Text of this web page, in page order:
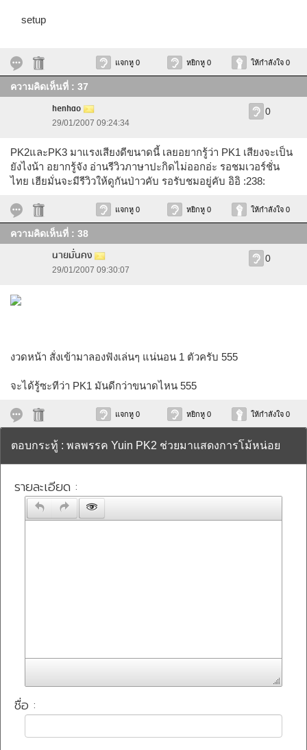
setup
แจกหู 0 หยิกหู 0 ให้กำลังใจ 0
ความคิดเห็นที่ : 37
henhao
29/01/2007 09:24:34
0
PK2และPK3 มาแรงเสียงดีขนาดนี้ เลยอยากรู้ว่า PK1 เสียงจะเป็น
ยังไงน้า อยากรู้จัง อ่านรีวิวภาษาปะกิดไม่ออกอ่ะ รอชมเวอร์ชั่น
ไทย เฮียมั่นจะมีรีวิวให้ดูกันป่าวคับ รอรับชมอยู่คับ อิอิ :238:
แจกหู 0 หยิกหู 0 ให้กำลังใจ 0
ความคิดเห็นที่ : 38
นายมั่นคง
29/01/2007 09:30:07
0
งวดหน้า สั่งเข้ามาลองฟังเล่นๆ แน่นอน 1 ตัวครับ 555
จะได้รู้ซะทีว่า PK1 มันดีกว่าขนาดไหน 555
แจกหู 0 หยิกหู 0 ให้กำลังใจ 0
ตอบกระทู้ : พลพรรค Yuin PK2 ช่วยมาแสดงการโม้หน่อย
รายละเอียด :
ชื่อ :